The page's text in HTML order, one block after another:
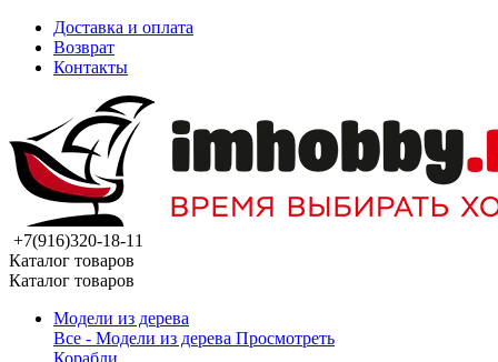
Доставка и оплата
Возврат
Контакты
+7(916)320-18-11
Каталог товаров
Каталог товаров
Модели из дерева
Все - Модели из дерева Просмотреть
Корабли